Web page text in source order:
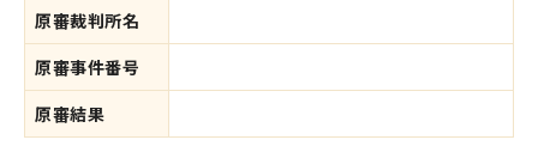
原審裁判所名
原審事件番号
原審結果